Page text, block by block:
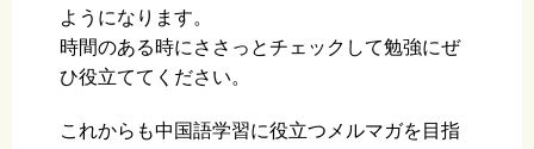
ようになります。
時間のある時にささっとチェックして勉強にぜ
ひ役立ててください。
これからも中国語学習に役立つメルマガを目指